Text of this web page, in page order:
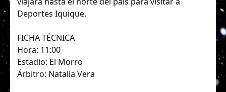
Deportes Iquique.
FICHA TÉCNICA
Hora: 11:00
Estadio: El Morro
Árbitro: Natalia Vera